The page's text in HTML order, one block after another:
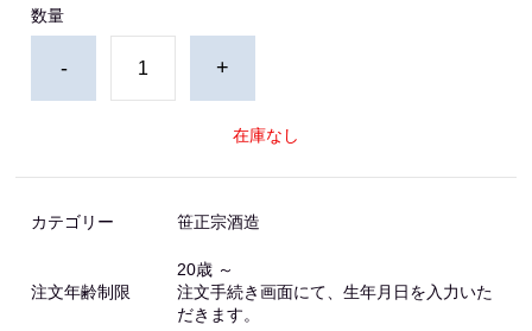
数量
- +
在庫なし
カテゴリー 笹正宗酒造
注文年齢制限
20歳 ～
注文手続き画面にて、生年月日を入力いた
だきます。